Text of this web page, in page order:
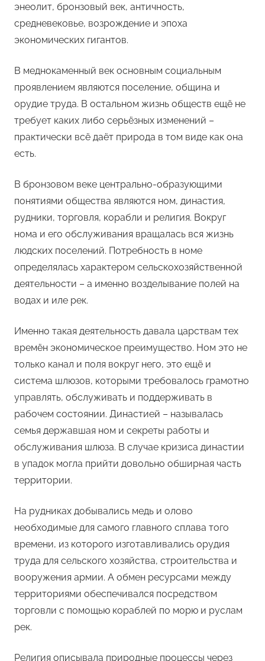
энеолит, бронзовый век, античность,
средневековье, возрождение и эпоха
экономических гигантов.
В меднокаменный век основным социальным
проявлением являются поселение, община и
орудие труда. В остальном жизнь обществ ещё не
требует каких либо серьёзных изменений –
практически всё даёт природа в том виде как она
есть.
В бронзовом веке центрально-образующими
понятиями общества являются ном, династия,
рудники, торговля, корабли и религия. Вокруг
нома и его обслуживания вращалась вся жизнь
людских поселений. Потребность в номе
определялась характером сельскохозяйственной
деятельности – а именно возделывание полей на
водах и иле рек.
Именно такая деятельность давала царствам тех
времён экономическое преимущество. Ном это не
только канал и поля вокруг него, это ещё и
система шлюзов, которыми требовалось грамотно
управлять, обслуживать и поддерживать в
рабочем состоянии. Династией – называлась
семья державшая ном и секреты работы и
обслуживания шлюза. В случае кризиса династии
в упадок могла прийти довольно обширная часть
территории.
На рудниках добывались медь и олово
необходимые для самого главного сплава того
времени, из которого изготавливались орудия
труда для сельского хозяйства, строительства и
вооружения армии. А обмен ресурсами между
территориями обеспечивался посредством
торговли с помощью кораблей по морю и руслам
рек.
Религия описывала природные процессы через